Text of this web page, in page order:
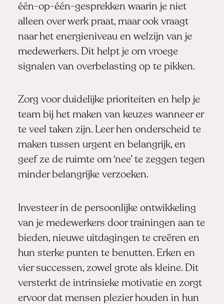
één-op-één-gesprekken waarin je niet
alleen over werk praat, maar ook vraagt
naar het energieniveau en welzijn van je
medewerkers. Dit helpt je om vroege
signalen van overbelasting op te pikken.
Zorg voor duidelijke prioriteiten en help je
team bij het maken van keuzes wanneer er
te veel taken zijn. Leer hen onderscheid te
maken tussen urgent en belangrijk, en
geef ze de ruimte om ‘nee’ te zeggen tegen
minder belangrijke verzoeken.
Investeer in de persoonlijke ontwikkeling
van je medewerkers door trainingen aan te
bieden, nieuwe uitdagingen te creëren en
hun sterke punten te benutten. Erken en
vier successen, zowel grote als kleine. Dit
versterkt de intrinsieke motivatie en zorgt
ervoor dat mensen plezier houden in hun